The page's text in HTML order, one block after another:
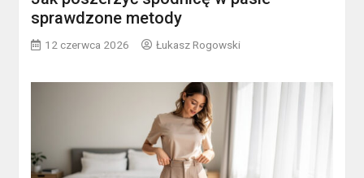
sprawdzone metody
12 czerwca 2026 Łukasz Rogowski